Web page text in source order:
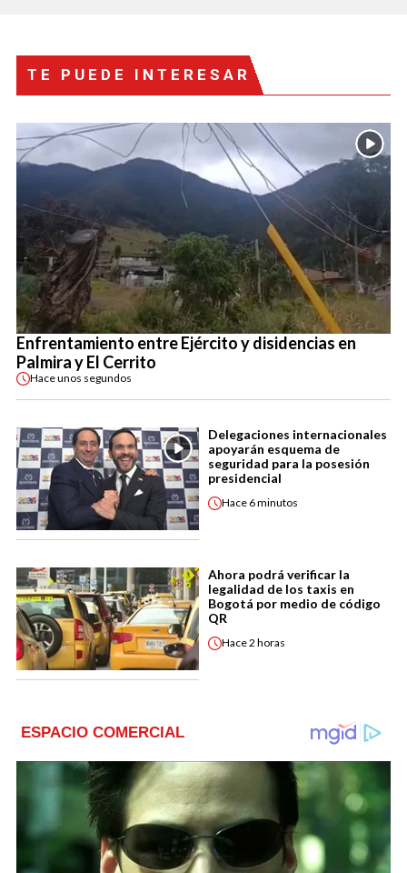
TE PUEDE INTERESAR
Enfrentamiento entre Ejército y disidencias en
Palmira y El Cerrito
Haceunos segundos
Delegaciones internacionales
apoyarán esquema de
seguridad para la posesión
presidencial
Hace 6 minutos
Ahora podrá verificar la
legalidad de los taxis en
Bogotá por medio de código
QR
Hace2 horas